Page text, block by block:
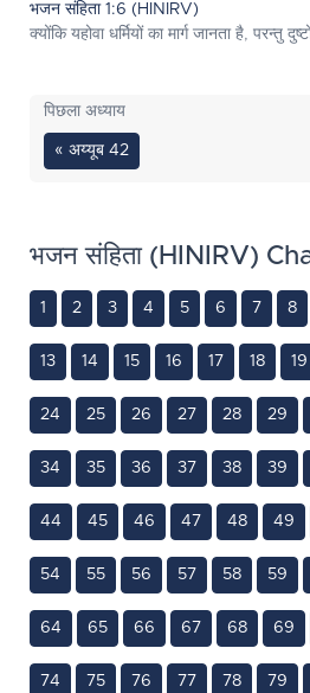
भजन संहिता 1:6 (HINIRV)
क्योंकि यहोवा धर्मियों का मार्ग जानता है, परन्तु
पिछला अध्याय
« अय्यूब 42
भजन संहिता (HINIRV)
1 2 3 4 5 6 7 8
13 14 15 16 17 18 19
24 25 26 27 28 29
34 35 36 37 38 39
44 45 46 47 48 49
54 55 56 57 58 59
64 65 66 67 68 69
74 75 76 77 78 79